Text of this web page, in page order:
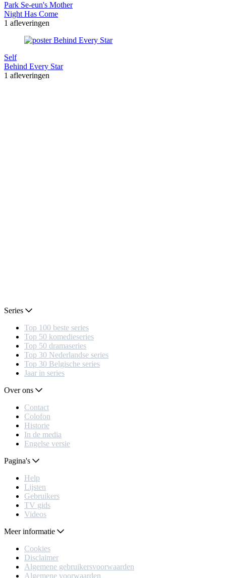
Park Se-eun's Mother
Night Has Come
1 afleveringen
Self
Behind Every Star
1 afleveringen
Series
Top 100 beste series
Top 50 komedieseries
Top 50 dramaseries
Top 30 Nederlandse series
Top 30 Belgische series
Jaar in series
Over ons
Contact
Colofon
Historie
In de media
Engelse versie
Pagina's
Help
Lijsten
Gebruikers
TV gids
Videos
Meer informatie
Cookies
Disclaimer
Algemene gebruikersvoorwaarden
Algemene voorwaarden